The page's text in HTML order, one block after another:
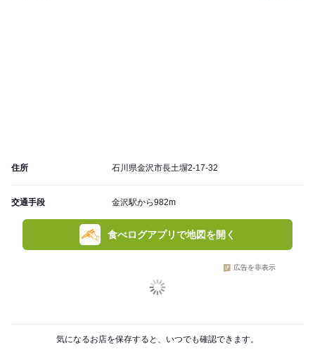
住所 石川県金沢市長土塀2-17-32
交通手段 金沢駅から982m
食べログアプリで地図を開く
広告を非表示
気になるお店を保存すると、いつでも確認できます。